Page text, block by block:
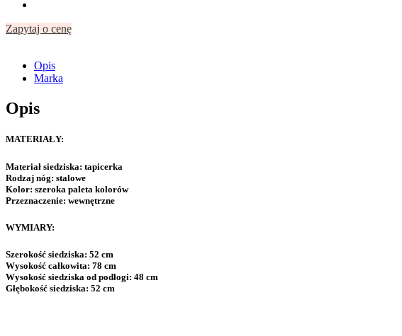
Zapytaj o cenę
Opis
Marka
Opis
MATERIAŁY:
Materiał siedziska: tapicerka
Rodzaj nóg: stalowe
Kolor: szeroka paleta kolorów
Przeznaczenie: wewnętrzne
WYMIARY:
Szerokość siedziska: 52 cm
Wysokość całkowita: 78 cm
Wysokość siedziska od podłogi: 48 cm
Głębokość siedziska: 52 cm